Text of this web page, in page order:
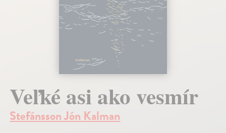
Veľké asi ako vesmír
Stefánsson Jón Kalman